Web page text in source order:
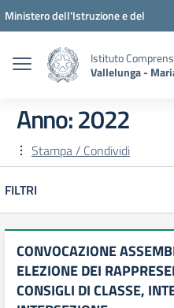
Vai ai contenuti
Vai al menu di navigazione
Vai al footer
Ministero dell'Istruzione e del
Istituto
Vallelunga -
Anno:2022
Stampa / Condividi
FILTRI
CONVOCAZIONE
ELEZIONE DEI
CONSIGLI DI CLASSE,